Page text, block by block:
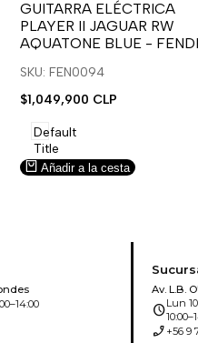
para
usar
la
lista
deseos.
para
usar
Compare
GUITARRA ELÉCTRICA
PLAYER II JAGUAR RW
AQUATONE BLUE -
SKU: FEN0094
Precio
venta
$1,049,900 CLP
Default
Title
Añadir a la cesta
Av. L.B.
scheduleLun
phone_enabled +56 9